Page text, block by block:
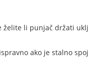
želite li punjač držati
ako je stalno